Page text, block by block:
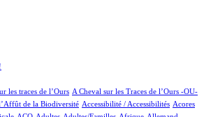
les traces de l’Ours A Cheval sur les Traces de l’Ours -OU-
de la Biodiversité Accessibilité / Accessibilités Acores